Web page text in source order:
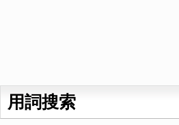
用詞搜索